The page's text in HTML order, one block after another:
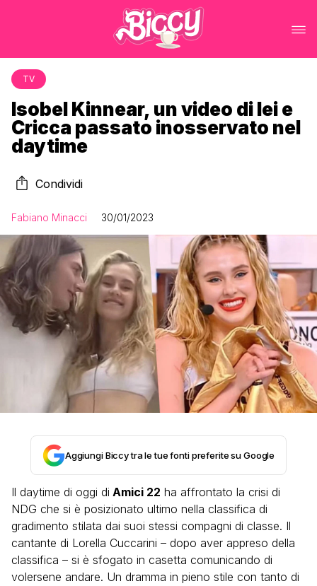
TV
Isobel Kinnear, un video di lei e
Cricca passato inosservato nel
daytime
Condividi
Fabiano Minacci 30/01/2023
Aggiungi Biccy tra le tue fonti preferite su Google
Il daytime di oggi di Amici 22 ha affrontato la crisi di
NDG che si è posizionato ultimo nella classifica di
gradimento stilata dai suoi stessi compagni di classe. Il
cantante di Lorella Cuccarini – dopo aver appreso della
classifica – si è sfogato in casetta comunicando di
volersene andare. Un dramma in pieno stile con tanto di